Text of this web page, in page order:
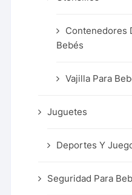
Contenedores
Bebés
Vajilla Para
Juguetes
Deportes Y
Seguridad Para